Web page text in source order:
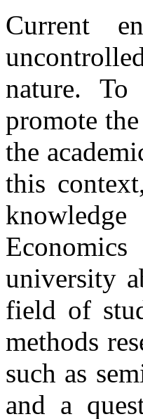
Current
nature. To
promote
the
this
university
field of
methods
such as
and a